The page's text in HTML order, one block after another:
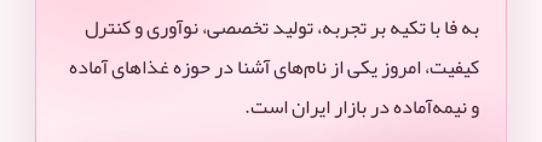
به فا با تکیه بر تجربه، تولید تخصصی، نوآوری و کنترل
کیفیت، امروز یکی از نام‌های آشنا در حوزه غذاهای آماده
و نیمه‌آماده در بازار ایران است.